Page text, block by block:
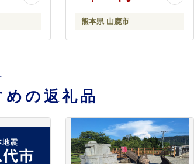
熊本県 山鹿市
の返礼品